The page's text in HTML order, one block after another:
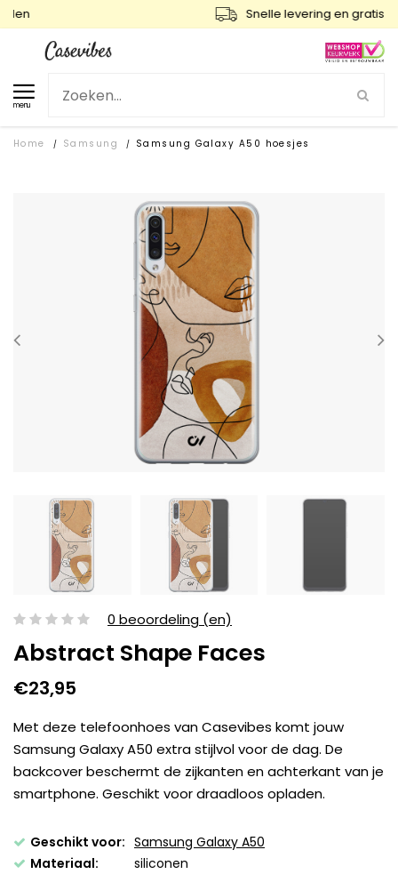
Snelle levering en gratis ruilen
menu
Home / Samsung / Samsung Galaxy A50 hoesjes
0 beoordeling (en)
Abstract Shape Faces
€23,95
Met deze telefoonhoes van Casevibes komt jouw
Samsung Galaxy A50 extra stijlvol voor de dag. De
backcover beschermt de zijkanten en achterkant van je
smartphone. Geschikt voor draadloos opladen.
Geschikt voor: Samsung Galaxy A50
Materiaal:
siliconen